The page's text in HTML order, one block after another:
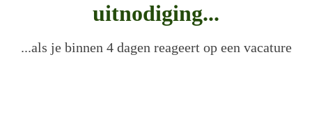
uitnodiging...
...als je binnen 4 dagen reageert op een vacature